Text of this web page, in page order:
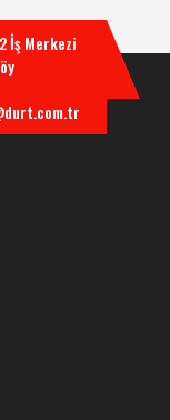
İş Merkezi